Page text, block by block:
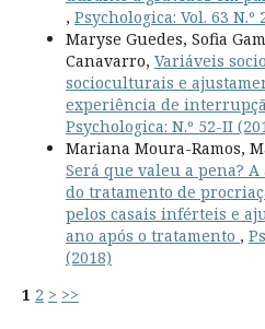
, Psychologica: Vol. 63 N.º
Maryse Guedes, Sofia
Canavarro, Variáveis
socioculturais e
experiência de
Psychologica: N.º 52-II
Mariana Moura-Ramos,
Será que valeu a pena?
do tratamento de
pelos casais inférteis e
ano após o tratamento ,
(2018)
1 2 > >>